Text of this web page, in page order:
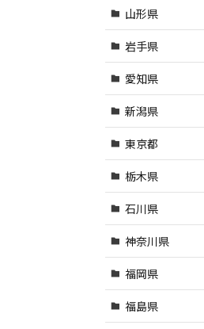
山形県
岩手県
愛知県
新潟県
東京都
栃木県
石川県
神奈川県
福岡県
福島県